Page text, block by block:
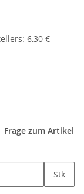
: 6,30 €
Frage zum Artikel
Stk